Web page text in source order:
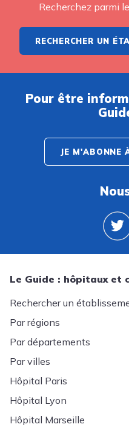
Recherchez parmi
RECHERCHER UN
Pour être
JE M'ABONNE
Le Guide : hôpitaux et
Rechercher un
Par régions
Par départements
Par villes
Hôpital Paris
Hôpital Lyon
Hôpital Marseille